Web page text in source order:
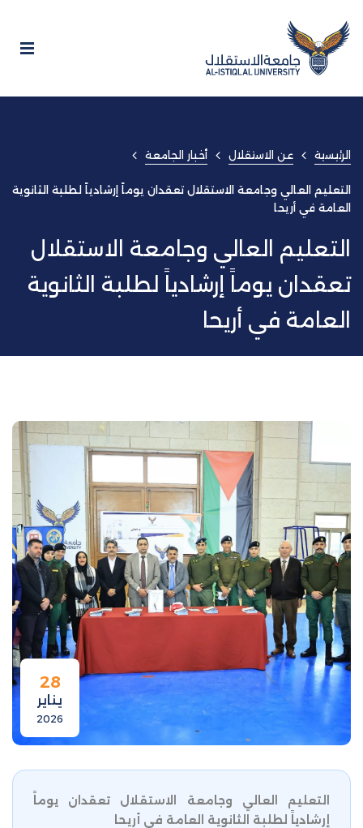
الرئيسية عن الاستقلال أخبار الجامعة
التعليم العالي وجامعة الاستقلال تعقدان يوماً إرشادياً لطلبة الثانوية
العامة في أريحا
التعليم العالي وجامعة الاستقلال
تعقدان يوماً إرشادياً لطلبة الثانوية
العامة في أريحا
28
يناير
2026
التعليم العالي وجامعة الاستقلال تعقدان يوماً
إرشادياً لطلبة الثانوية العامة في أريحا